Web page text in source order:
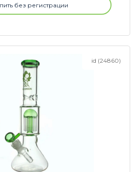
без регистрации
id (24860)